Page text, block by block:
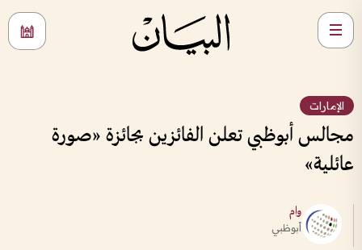
الإمارات
مجالس أبوظبي تعلن الفائزين بجائزة «صورة
عائلية»
وام
أبوظبي